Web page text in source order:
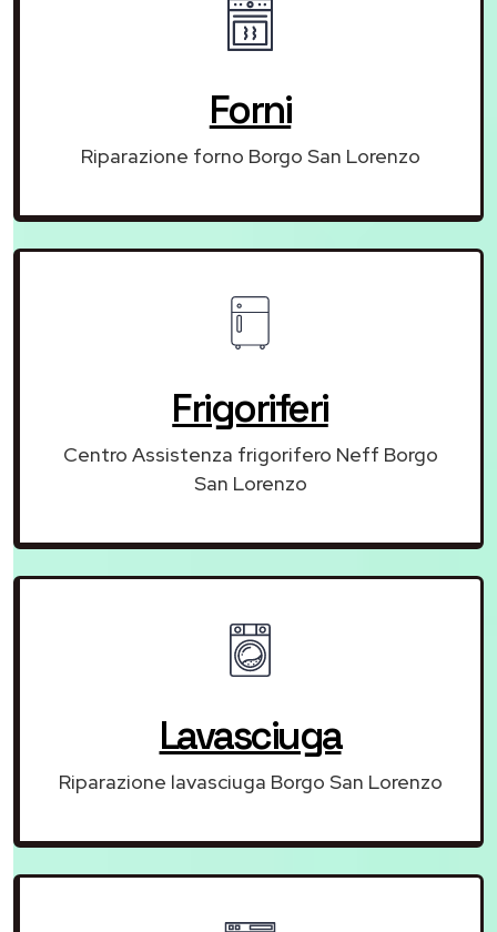
Forni
Riparazione forno Borgo San Lorenzo
Frigoriferi
Centro Assistenza frigorifero Neff Borgo
San Lorenzo
Lavasciuga
Riparazione lavasciuga Borgo San Lorenzo